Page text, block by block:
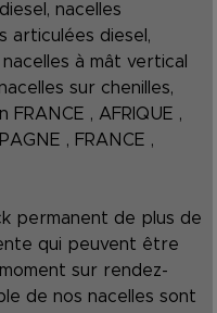
nacelles
articulées diesel,
à mât vertical
sur chenilles,
, AFRIQUE ,
, FRANCE ,
permanent de plus de
qui peuvent être
sur rendez-
de nos nacelles sont